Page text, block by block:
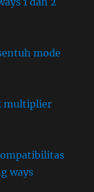
mode
multiplier
ways